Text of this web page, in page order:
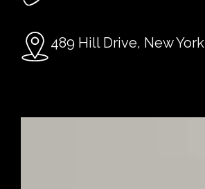
489 Hill Drive, New York